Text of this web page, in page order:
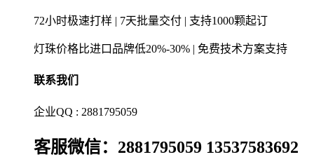
72小时极速打样 | 7天批量交付 | 支持1000颗起订
灯珠价格比进口品牌低20%-30% | 免费技术方案支持
联系我们
企业QQ : 2881795059
客服微信：2881795059 13537583692